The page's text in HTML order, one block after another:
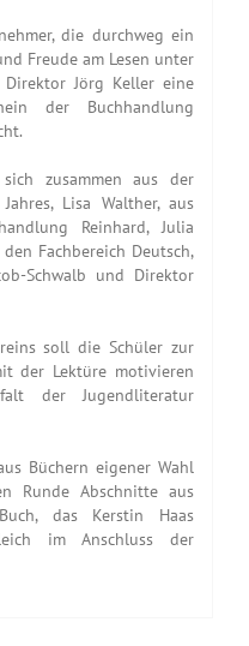
die durchweg ein
Freude am Lesen unter
Jörg Keller eine
der Buchhandlung
zusammen aus der
Lisa Walther, aus
Reinhard, Julia
Fachbereich Deutsch,
Schwalb und Direktor
soll die Schüler zur
der Lektüre motivieren
der Jugendliteratur
Büchern eigener Wahl
Runde Abschnitte aus
das Kerstin Haas
im Anschluss der